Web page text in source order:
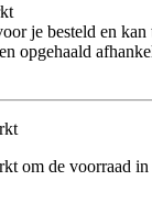
je besteld en kan
opgehaald
om de voorraad